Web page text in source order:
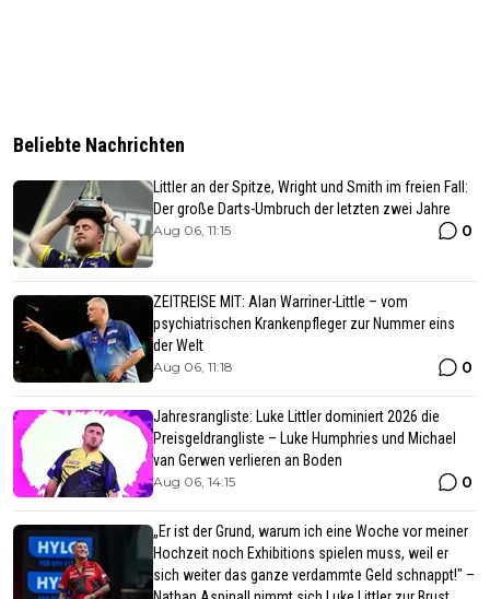
Beliebte Nachrichten
Littler an der Spitze, Wright und Smith im freien Fall:
Der große Darts-Umbruch der letzten zwei Jahre
Aug 06, 11:15 0
ZEITREISE MIT: Alan Warriner-Little – vom
psychiatrischen Krankenpfleger zur Nummer eins
der Welt
Aug 06, 11:18 0
Jahresrangliste: Luke Littler dominiert 2026 die
Preisgeldrangliste – Luke Humphries und Michael
van Gerwen verlieren an Boden
Aug 06, 14:15 0
„Er ist der Grund, warum ich eine Woche vor meiner
Hochzeit noch Exhibitions spielen muss, weil er
sich weiter das ganze verdammte Geld schnappt!" –